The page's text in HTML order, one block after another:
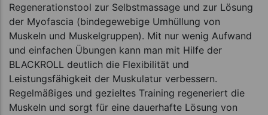
Regenerationstool zur Selbstmassage und zur Lösung
der Myofascia (bindegewebige Umhüllung von
Muskeln und Muskelgruppen). Mit nur wenig Aufwand
und einfachen Übungen kann man mit Hilfe der
BLACKROLL deutlich die Flexibilität und
Leistungsfähigkeit der Muskulatur verbessern.
Regelmäßiges und gezieltes Training regeneriert die
Muskeln und sorgt für eine dauerhafte Lösung von